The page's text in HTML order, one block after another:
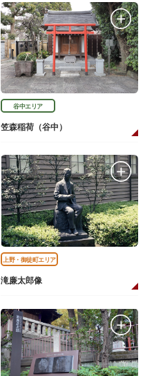
谷中エリア
笠森稲荷（谷中）
上野・御徒町エリア
滝廉太郎像